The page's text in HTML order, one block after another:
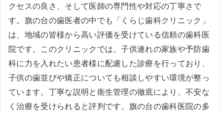
クセスの良さ、そして医師の専門性や対応の丁寧さで
す。旗の台の歯医者の中でも「くらじ歯科クリニック」
は、地域の皆様から高い評価を受けている信頼の歯科医
院です。このクリニックでは、子供連れの家族や予防歯
科に力を入れたい患者様に配慮した診療を行っており、
子供の歯並びや矯正についても相談しやすい環境が整っ
ています。丁寧な説明と衛生管理の徹底により、不安な
く治療を受けられると評判です。旗の台の歯科医院の多